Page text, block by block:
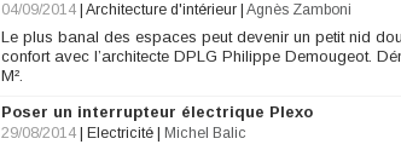
04/09/2014 Architecture d'intérieur Agnès Zamboni
Le plus banal des espaces peut devenir un petit nid
confort avec l’architecte DPLG Philippe Demougeot.
M².
Poser un interrupteur électrique Plexo
29/08/2014 Electricité Michel Balic